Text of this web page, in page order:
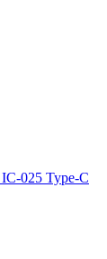
025 Type-C